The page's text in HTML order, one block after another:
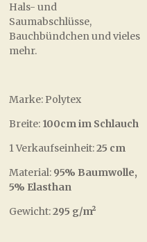
Hals- und
Saumabschlüsse,
Bauchbündchen und vieles
mehr.
Marke: Polytex
Breite: 100cm im Schlauch
1 Verkaufseinheit:25 cm
Material: 95% Baumwolle,
5% Elasthan
Gewicht:295 g/m²